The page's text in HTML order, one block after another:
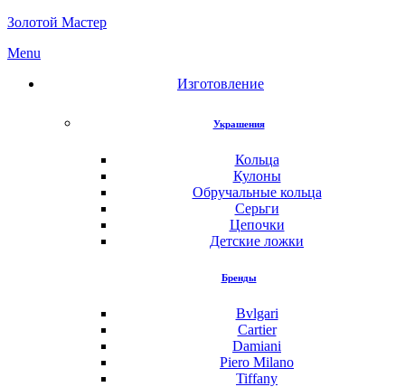
Золотой Мастер
Menu
Изготовление
Украшения
Кольца
Кулоны
Обручальные кольца
Серьги
Цепочки
Детские ложки
Бренды
Bvlgari
Cartier
Damiani
Piero Milano
Tiffany